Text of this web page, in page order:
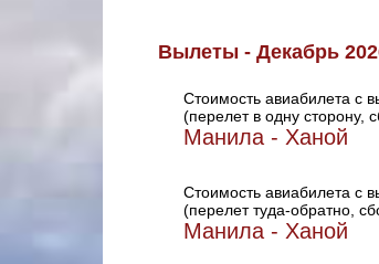
Вылеты - Декабрь
Стоимость авиабилета с
(перелет в одну сторону,
Манила - Ханой
Стоимость авиабилета с
(перелет туда-обратно,
Манила - Ханой